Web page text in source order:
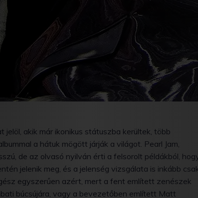
jelöl, akik már ikonikus státuszba kerültek, több
a hátuk mögött járják a világot. Pearl Jam,
de az olvasó nyilván érti a felsorolt példákból,
jelenik meg, és a jelenség vizsgálata is inkább
egyszerűen azért, mert a fent említett zenészek
búcsújára, vagy a bevezetőben említett Matt